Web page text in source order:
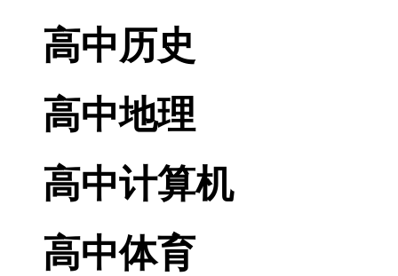
高中历史
高中地理
高中计算机
高中体育